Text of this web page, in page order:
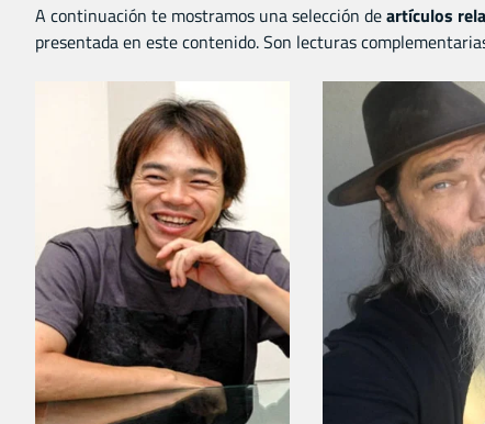
A continuación te mostramos una selección deartículos
presentada en este contenido. Son lecturas